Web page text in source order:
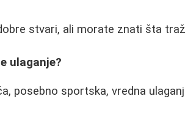
stvari, ali morate znati šta
ulaganje?
posebno sportska, vredna